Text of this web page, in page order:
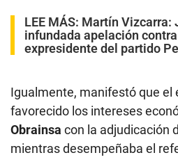
LEE MÁS: Martín Vizcarra:
infundada apelación
expresidente del partido
Igualmente, manifestó que el
favorecido los intereses
Obrainsa con la adjudicación
mientras desempeñaba el